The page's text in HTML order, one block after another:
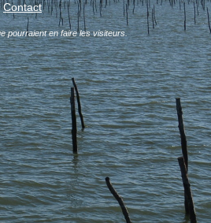
Contact
pourraient en faire les visiteurs.